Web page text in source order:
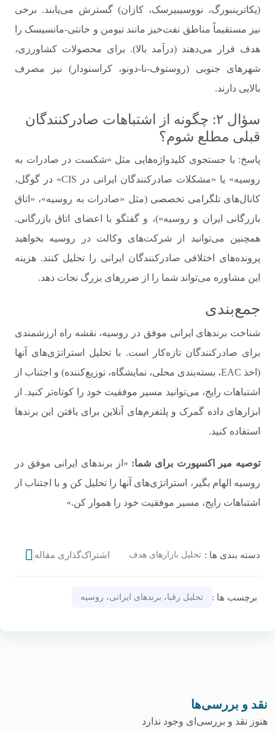
(یکاترینبورگ، نووسیبیرسک، کازان) گسترش می‌یابند. برخی
نیز مستقیماً مناطق نفت‌خیز مانند تیومن و خانتی-مانسیسک را
هدف قرار می‌دهند (درآمد بالا). برای محصولات کشاورزی،
شهرهای جنوبی (روستوف-نا-دونو، کراسنودار) نیز مصرف
بالایی دارند.
سؤال ۲: چگونه از اشتباهات صادرکنندگان
قبلی مطلع شوم؟
پاسخ: با جستجوی کلیدواژه‌هایی مثل «شکست در صادرات به
روسیه» یا «مشکلات صادرکنندگان ایرانی در CIS» در گوگل،
کانال‌های تلگرامی تخصصی (مثل «صادرات به روسیه»، «اتاق
بازرگانی ایران و روسیه»)، و گفتگو با اعضای اتاق بازرگانی.
همچنین می‌توانید از شرکت‌های وکالت در روسیه بخواهید
پرونده‌های اختلافی صادرکنندگان ایرانی را تحلیل کنند. هزینه
این مشاوره می‌تواند شما را از ضررهای بزرگ نجات دهد.
جمع‌بندی
شناخت برندهای ایرانی موفق در روسیه، نقشه راه ارزشمندی
برای صادرکنندگان تازه‌کار است. با تحلیل استراتژی‌های آنها
(اخذ EAC، بسته‌بندی محلی، نمایشگاه، توزیع‌کننده) و اجتناب از
اشتباهات رایج، می‌توانید مسیر موفقیت خود را کوتاه‌تر کنید. از
ابزارهای داده گمرک و پلتفرم‌های آنلاین برای یافتن این برندها
استفاده کنید.
توصیه میر اکسپورت برای شما: «از برندهای ایرانی موفق در
روسیه الهام بگیر، استراتژی‌های آنها را تحلیل کن و با اجتناب از
اشتباهات رایج، مسیر موفقیت خود را هموار کن.»
دسته‌ بندی‌ ها : تحلیل بازارهای هدف اشتراک‌گذاری مقاله
برچسب‌ ها : تحلیل رقبا، برندهای ایرانی، روسیه
نقد و بررسی‌ها
هنوز نقد و بررسی‌ای وجود ندارد